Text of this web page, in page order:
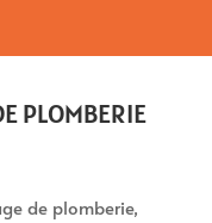
PLOMBERIE
de plomberie,